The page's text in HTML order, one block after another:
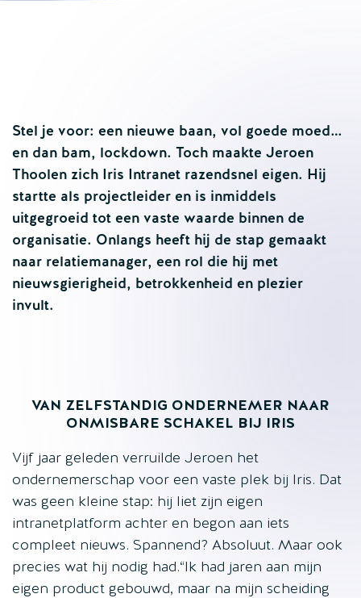
Stel je voor: een nieuwe baan, vol goede moed…
en dan bam, lockdown. Toch maakte Jeroen
Thoolen zich Iris Intranet razendsnel eigen. Hij
startte als projectleider en is inmiddels
uitgegroeid tot een vaste waarde binnen de
organisatie. Onlangs heeft hij de stap gemaakt
naar relatiemanager, een rol die hij met
nieuwsgierigheid, betrokkenheid en plezier
invult.
VAN ZELFSTANDIG ONDERNEMER NAAR
ONMISBARE SCHAKEL BIJ IRIS
Vijf jaar geleden verruilde Jeroen het
ondernemerschap voor een vaste plek bij Iris. Dat
was geen kleine stap: hij liet zijn eigen
intranetplatform achter en begon aan iets
compleet nieuws. Spannend? Absoluut. Maar ook
precies wat hij nodig had.“Ik had jaren aan mijn
eigen product gebouwd, maar na mijn scheiding